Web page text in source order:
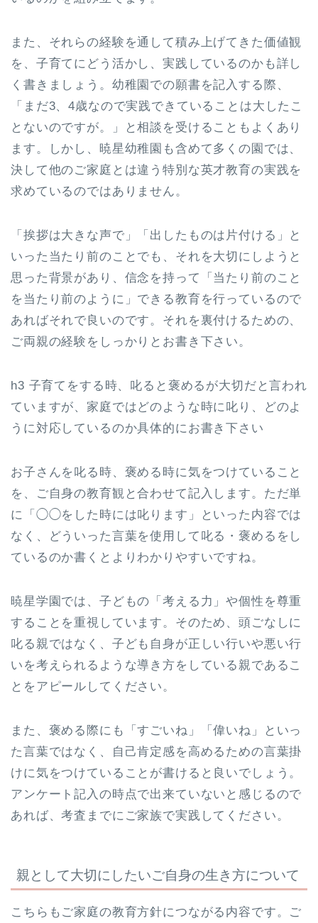
また、それらの経験を通して積み上げてきた価値観
を、子育てにどう活かし、実践しているのかも詳し
く書きましょう。幼稚園での願書を記入する際、
「まだ3、4歳なので実践できていることは大したこ
とないのですが。」と相談を受けることもよくあり
ます。しかし、暁星幼稚園も含めて多くの園では、
決して他のご家庭とは違う特別な英才教育の実践を
求めているのではありません。
「挨拶は大きな声で」「出したものは片付ける」と
いった当たり前のことでも、それを大切にしようと
思った背景があり、信念を持って「当たり前のこと
を当たり前のように」できる教育を行っているので
あればそれで良いのです。それを裏付けるための、
ご両親の経験をしっかりとお書き下さい。
h3 子育てをする時、叱ると褒めるが大切だと言われ
ていますが、家庭ではどのような時に叱り、どのよ
うに対応しているのか具体的にお書き下さい
お子さんを叱る時、褒める時に気をつけていること
を、ご自身の教育観と合わせて記入します。ただ単
に「◯◯をした時には叱ります」といった内容では
なく、どういった言葉を使用して叱る・褒めるをし
ているのか書くとよりわかりやすいですね。
暁星学園では、子どもの「考える力」や個性を尊重
することを重視しています。そのため、頭ごなしに
叱る親ではなく、子ども自身が正しい行いや悪い行
いを考えられるような導き方をしている親であるこ
とをアピールしてください。
また、褒める際にも「すごいね」「偉いね」といっ
た言葉ではなく、自己肯定感を高めるための言葉掛
けに気をつけていることが書けると良いでしょう。
アンケート記入の時点で出来ていないと感じるので
あれば、考査までにご家族で実践してください。
親として大切にしたいご自身の生き方について
こちらもご家庭の教育方針につながる内容です。ご